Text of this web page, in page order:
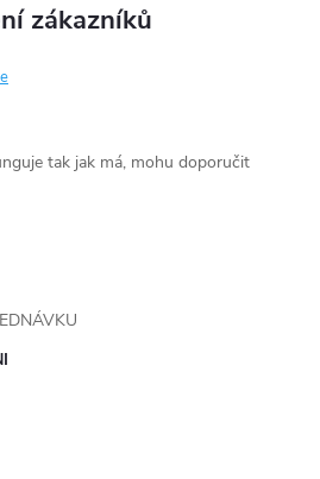
zákazníků
tak jak má, mohu doporučit